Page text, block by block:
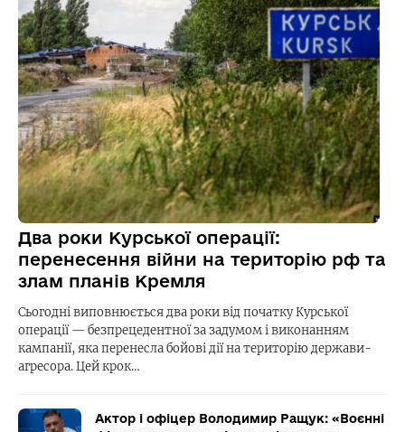
Два роки Курської операції:
перенесення війни на територію рф та
злам планів Кремля
Сьогодні виповнюється два роки від початку Курської
операції — безпрецедентної за задумом і виконанням
кампанії, яка перенесла бойові дії на територію держави-
агресора. Цей крок…
Актор і офіцер Володимир Ращук: «Воєнні